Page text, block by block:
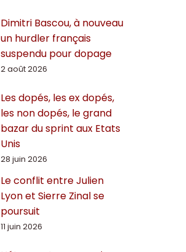
Dimitri Bascou, à nouveau
un hurdler français
suspendu pour dopage
2 août 2026
Les dopés, les ex dopés,
les non dopés, le grand
bazar du sprint aux Etats
Unis
28 juin 2026
Le conflit entre Julien
Lyon et Sierre Zinal se
poursuit
11 juin 2026